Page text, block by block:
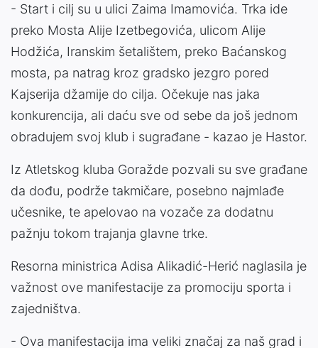
- Start i cilj su u ulici Zaima Imamovića. Trka ide
preko Mosta Alije Izetbegovića, ulicom Alije
Hodžića, Iranskim šetalištem, preko Baćanskog
mosta, pa natrag kroz gradsko jezgro pored
Kajserija džamije do cilja. Očekuje nas jaka
konkurencija, ali daću sve od sebe da još jednom
obradujem svoj klub i sugrađane - kazao je Hastor.
Iz Atletskog kluba Goražde pozvali su sve građane
da dođu, podrže takmičare, posebno najmlađe
učesnike, te apelovao na vozače za dodatnu
pažnju tokom trajanja glavne trke.
Resorna ministrica Adisa Alikadić-Herić naglasila je
važnost ove manifestacije za promociju sporta i
zajedništva.
- Ova manifestacija ima veliki značaj za naš grad i